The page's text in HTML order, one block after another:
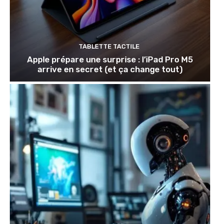
TABLETTE TACTILE
Apple prépare une surprise : l’iPad Pro M5
arrive en secret (et ça change tout)